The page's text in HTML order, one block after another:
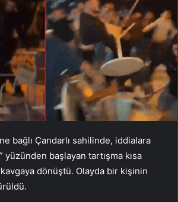
bağlı Çandarlı sahilinde, iddialara
yüzünden başlayan tartışma kısa
dönüştü. Olayda bir kişinin